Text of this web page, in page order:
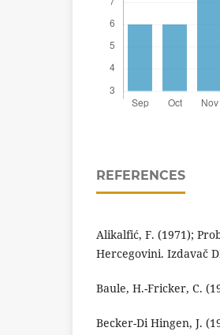
REFERENCES
Alikalfić, F. (1971);
Hercegovini. Izdavač
Baule, H.-Fricker, C.
Becker-Di Hingen, J.